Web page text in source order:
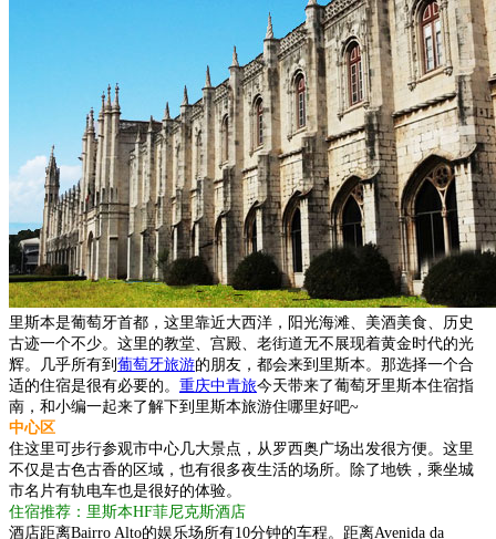
里斯本是葡萄牙首都，这里靠近大西洋，阳光海滩、美酒美食、历史
古迹一个不少。这里的教堂、宫殿、老街道无不展现着黄金时代的光
辉。几乎所有到 葡萄牙旅游的朋友，都会来到里斯本。那选择一个合
适的住宿是很有必要的。 重庆中青旅今天带来了葡萄牙里斯本住宿指
南，和小编一起来了解下到里斯本旅游住哪里好吧~
中心区
住这里可步行参观市中心几大景点，从罗西奥广场出发很方便。这里
不仅是古色古香的区域，也有很多夜生活的场所。除了地铁，乘坐城
市名片有轨电车也是很好的体验。
住宿推荐：里斯本HF菲尼克斯酒店
酒店距离Bairro Alto的娱乐场所有10分钟的车程。距离Avenida da